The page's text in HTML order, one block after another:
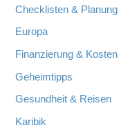
Checklisten & Planung
Europa
Finanzierung & Kosten
Geheimtipps
Gesundheit & Reisen
Karibik